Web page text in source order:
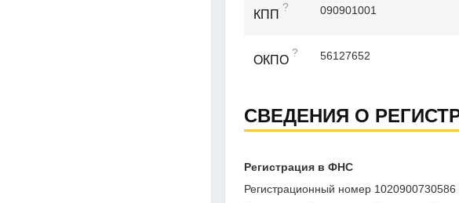
КПП
? 090901001
ОКПО
? 56127652
СВЕДЕНИЯ О
Регистрация в ФНС
Регистрационный номер 1020900730586